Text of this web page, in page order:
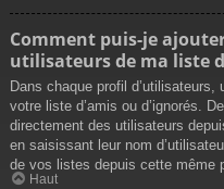
Comment puis-je
utilisateurs de ma liste
Dans chaque profil
votre liste d’amis ou d’ignorés.
directement des utilisateurs
en saisissant leur nom
de vos listes depuis cette même
Haut